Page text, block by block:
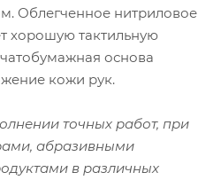
Облегченное нитриловое
хорошую тактильную
основа
кожи рук.
точных работ, при
абразивными
в различных